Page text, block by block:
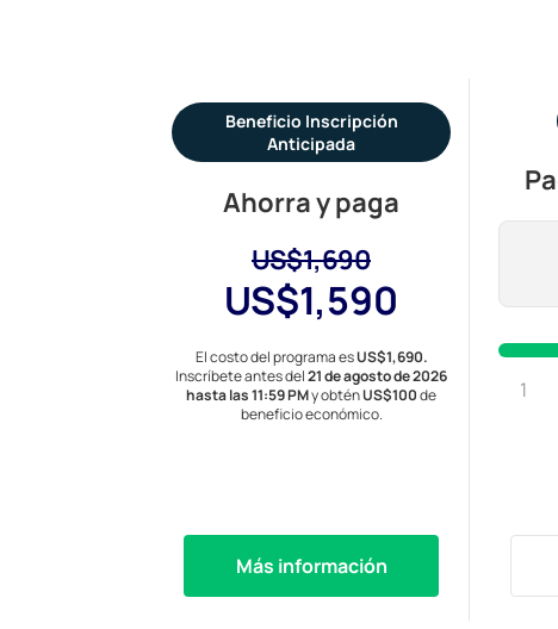
Beneficio Inscripción
Anticipada
Ahorra y paga
US$1,690
US$1,590
El costo del programa esUS$1,690.
Inscríbete antes del21 de agosto de 2026
hasta las 11:59 PMy obténUS$100de
beneficio económico.
Más información
1